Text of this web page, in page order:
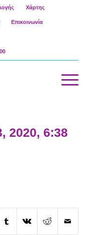
Χάρτης
Επικοινωνία
2020, 6:38